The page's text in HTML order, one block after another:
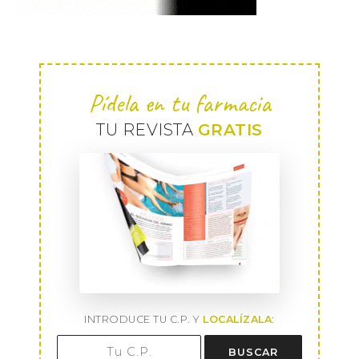
Pídela en tu farmacia
TU REVISTA GRATIS
INTRODUCE TU C.P. Y LOCALÍZALA:
BUSCAR